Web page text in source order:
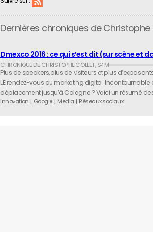
Dernières chroniques de Christophe
Dmexco 2016 : ce qui s’est dit (sur scène et
Plus de speakers, plus de visiteurs et plus
LE rendez-vous du marketing digital. Incontournable
déplacement jusqu’à Cologne ? Voici un résumé
Innovation
Google Media Réseaux sociaux